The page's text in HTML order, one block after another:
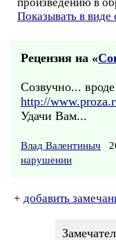
Показывать в виде
Рецензия на «
Созвучно...
http://
Удачи Вам...
Влад Валентиныч
нарушении
+ добавить